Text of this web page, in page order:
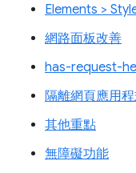
Elements >
網路面板改善
has-request-
隔離網頁應用
其他重點
無障礙功能